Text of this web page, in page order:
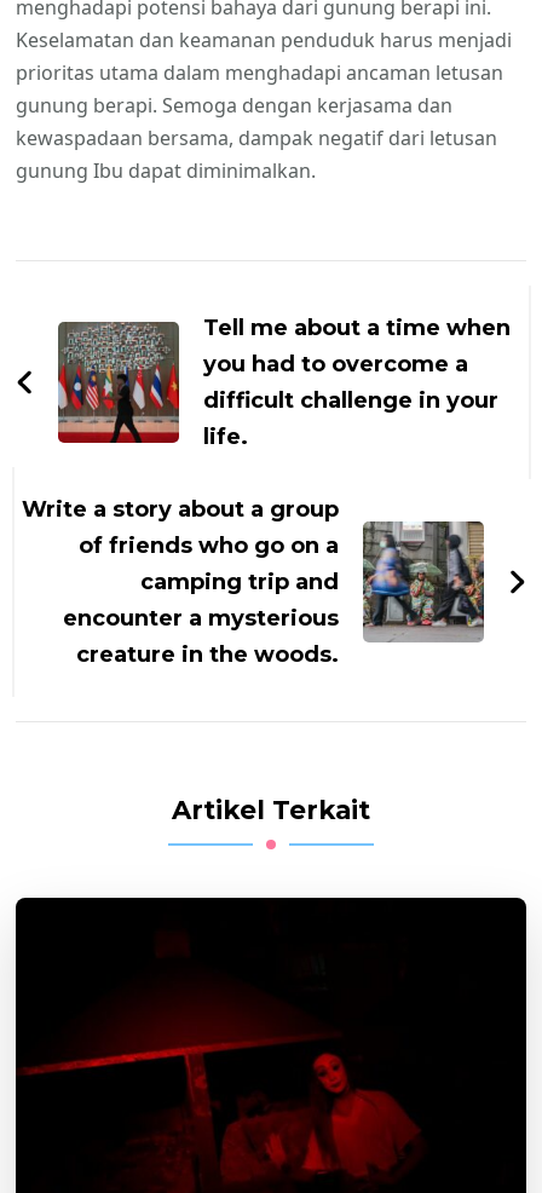
menghadapi potensi bahaya dari gunung berapi ini.
Keselamatan dan keamanan penduduk harus menjadi
prioritas utama dalam menghadapi ancaman letusan
gunung berapi. Semoga dengan kerjasama dan
kewaspadaan bersama, dampak negatif dari letusan
gunung Ibu dapat diminimalkan.
Artikel
Tell me about a time when
you had to overcome a
difficult challenge in your
life.
Write a story about a group
of friends who go on a
camping trip and
encounter a mysterious
creature in the woods.
Artikel Terkait